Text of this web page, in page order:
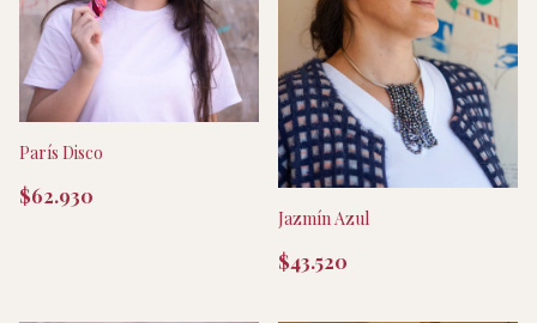
París Disco
$62.930
Jazmín Azul
$43.520